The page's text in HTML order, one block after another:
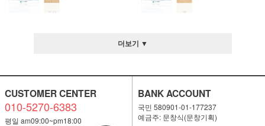
더보기 ▼
CUSTOMER CENTER
010-5270-6383
평일 am09:00~pm18:00
BANK ACCOUNT
국민 580901-01-177237
예금주: 문창식(문창기획)